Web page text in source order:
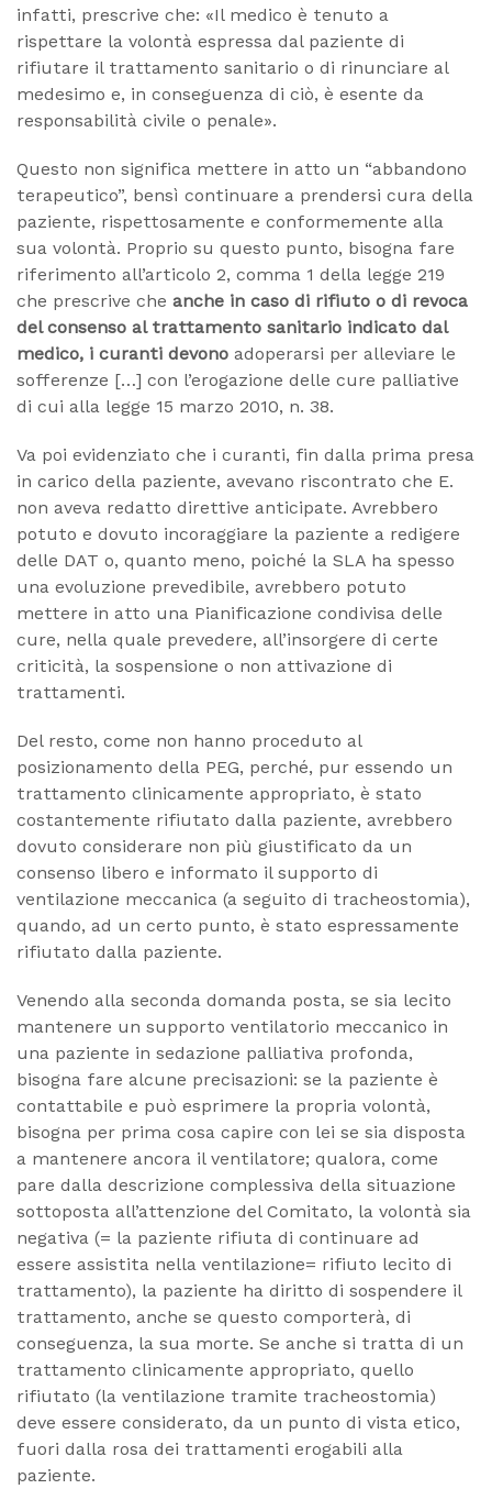
infatti, prescrive che: «Il medico è tenuto a
rispettare la volontà espressa dal paziente di
rifiutare il trattamento sanitario o di rinunciare al
medesimo e, in conseguenza di ciò, è esente da
responsabilità civile o penale».
Questo non significa mettere in atto un “abbandono
terapeutico”, bensì continuare a prendersi cura della
paziente, rispettosamente e conformemente alla
sua volontà. Proprio su questo punto, bisogna fare
riferimento all’articolo 2, comma 1 della legge 219
che prescrive che anche in caso di rifiuto o di revoca
del consenso al trattamento sanitario indicato dal
medico, i curanti devono adoperarsi per alleviare le
sofferenze […] con l’erogazione delle cure palliative
di cui alla legge 15 marzo 2010, n. 38.
Va poi evidenziato che i curanti, fin dalla prima presa
in carico della paziente, avevano riscontrato che E.
non aveva redatto direttive anticipate. Avrebbero
potuto e dovuto incoraggiare la paziente a redigere
delle DAT o, quanto meno, poiché la SLA ha spesso
una evoluzione prevedibile, avrebbero potuto
mettere in atto una Pianificazione condivisa delle
cure, nella quale prevedere, all’insorgere di certe
criticità, la sospensione o non attivazione di
trattamenti.
Del resto, come non hanno proceduto al
posizionamento della PEG, perché, pur essendo un
trattamento clinicamente appropriato, è stato
costantemente rifiutato dalla paziente, avrebbero
dovuto considerare non più giustificato da un
consenso libero e informato il supporto di
ventilazione meccanica (a seguito di tracheostomia),
quando, ad un certo punto, è stato espressamente
rifiutato dalla paziente.
Venendo alla seconda domanda posta, se sia lecito
mantenere un supporto ventilatorio meccanico in
una paziente in sedazione palliativa profonda,
bisogna fare alcune precisazioni: se la paziente è
contattabile e può esprimere la propria volontà,
bisogna per prima cosa capire con lei se sia disposta
a mantenere ancora il ventilatore; qualora, come
pare dalla descrizione complessiva della situazione
sottoposta all’attenzione del Comitato, la volontà sia
negativa (= la paziente rifiuta di continuare ad
essere assistita nella ventilazione= rifiuto lecito di
trattamento), la paziente ha diritto di sospendere il
trattamento, anche se questo comporterà, di
conseguenza, la sua morte. Se anche si tratta di un
trattamento clinicamente appropriato, quello
rifiutato (la ventilazione tramite tracheostomia)
deve essere considerato, da un punto di vista etico,
fuori dalla rosa dei trattamenti erogabili alla
paziente.